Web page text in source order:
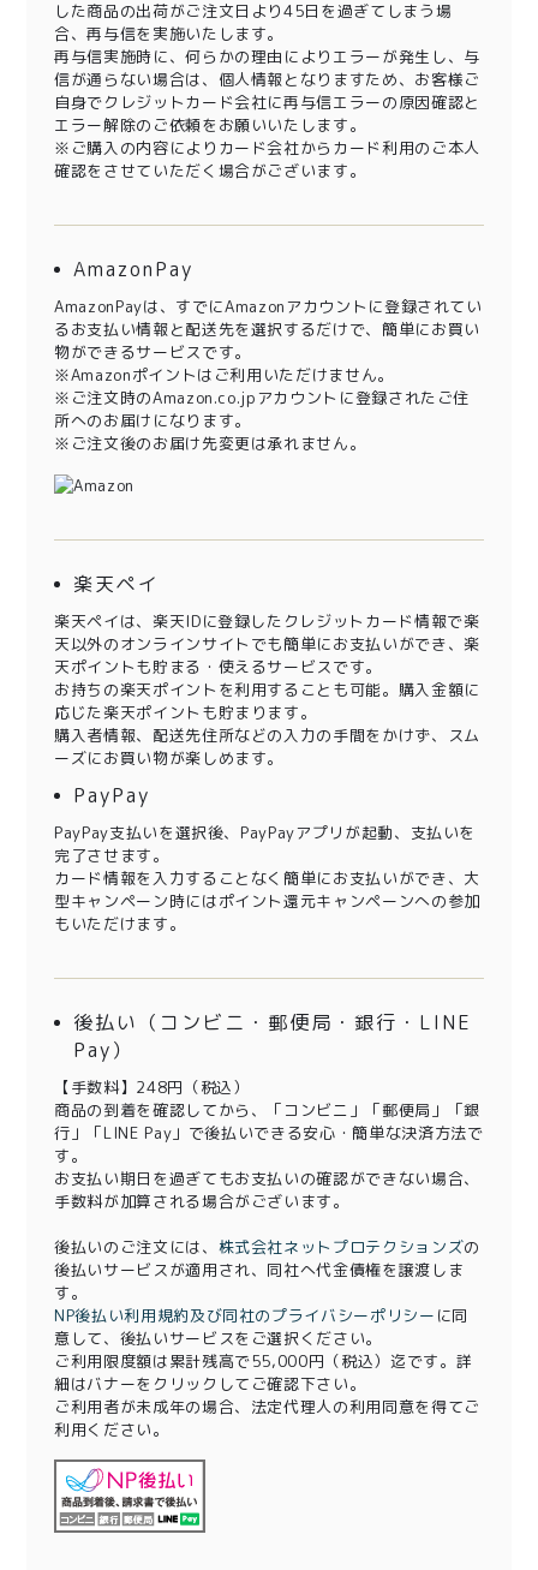
した商品の出荷がご注文日より45日を過ぎてしまう場
合、再与信を実施いたします。
再与信実施時に、何らかの理由によりエラーが発生し、与
信が通らない場合は、個人情報となりますため、お客様ご
自身でクレジットカード会社に再与信エラーの原因確認と
エラー解除のご依頼をお願いいたします。
※ご購入の内容によりカード会社からカード利用のご本人
確認をさせていただく場合がございます。
AmazonPay
AmazonPayは、すでにAmazonアカウントに登録されてい
るお支払い情報と配送先を選択するだけで、簡単にお買い
物ができるサービスです。
※Amazonポイントはご利用いただけません。
※ご注文時のAmazon.co.jpアカウントに登録されたご住
所へのお届けになります。
※ご注文後のお届け先変更は承れません。
楽天ペイ
楽天ペイは、楽天IDに登録したクレジットカード情報で楽
天以外のオンラインサイトでも簡単にお支払いができ、楽
天ポイントも貯まる・使えるサービスです。
お持ちの楽天ポイントを利用することも可能。購入金額に
応じた楽天ポイントも貯まります。
購入者情報、配送先住所などの入力の手間をかけず、スム
ーズにお買い物が楽しめます。
PayPay
PayPay支払いを選択後、PayPayアプリが起動、支払いを
完了させます。
カード情報を入力することなく簡単にお支払いができ、大
型キャンペーン時にはポイント還元キャンペーンへの参加
もいただけます。
後払い（コンビニ・郵便局・銀行・LINE
Pay）
【手数料】248円（税込）
商品の到着を確認してから、「コンビニ」「郵便局」「銀
行」「LINE Pay」で後払いできる安心・簡単な決済方法で
す。
お支払い期日を過ぎてもお支払いの確認ができない場合、
手数料が加算される場合がございます。
後払いのご注文には、 株式会社ネットプロテクションズの
後払いサービスが適用され、同社へ代金債権を譲渡しま
す。
NP後払い利用規約及び同社のプライバシーポリシー に同
意して、後払いサービスをご選択ください。
ご利用限度額は累計残高で55,000円（税込）迄です。詳
細はバナーをクリックしてご確認下さい。
ご利用者が未成年の場合、法定代理人の利用同意を得てご
利用ください。